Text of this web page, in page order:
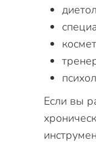
Если вы